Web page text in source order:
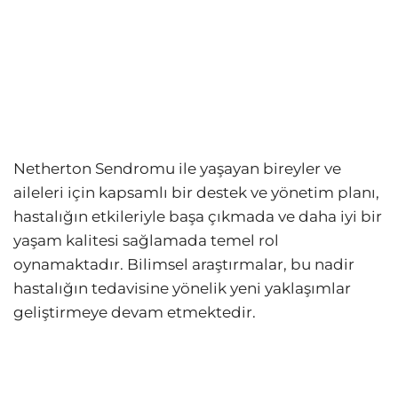
Netherton Sendromu ile yaşayan bireyler ve
aileleri için kapsamlı bir destek ve yönetim planı,
hastalığın etkileriyle başa çıkmada ve daha iyi bir
yaşam kalitesi sağlamada temel rol
oynamaktadır. Bilimsel araştırmalar, bu nadir
hastalığın tedavisine yönelik yeni yaklaşımlar
geliştirmeye devam etmektedir.